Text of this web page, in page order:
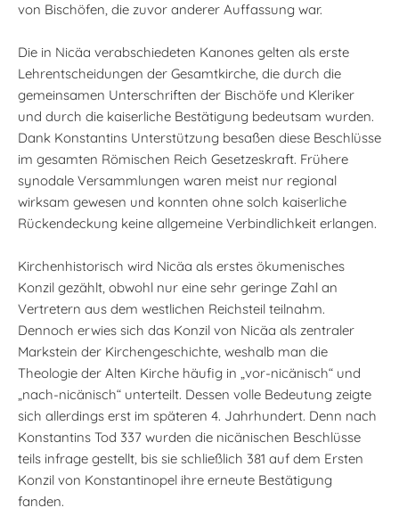
von Bischöfen, die zuvor anderer Auffassung war.
Die in Nicäa verabschiedeten Kanones gelten als erste
Lehrentscheidungen der Gesamtkirche, die durch die
gemeinsamen Unterschriften der Bischöfe und Kleriker
und durch die kaiserliche Bestätigung bedeutsam wurden.
Dank Konstantins Unterstützung besaßen diese Beschlüsse
im gesamten Römischen Reich Gesetzeskraft. Frühere
synodale Versammlungen waren meist nur regional
wirksam gewesen und konnten ohne solch kaiserliche
Rückendeckung keine allgemeine Verbindlichkeit erlangen.
Kirchenhistorisch wird Nicäa als erstes ökumenisches
Konzil gezählt, obwohl nur eine sehr geringe Zahl an
Vertretern aus dem westlichen Reichsteil teilnahm.
Dennoch erwies sich das Konzil von Nicäa als zentraler
Markstein der Kirchengeschichte, weshalb man die
Theologie der Alten Kirche häufig in „vor-nicänisch“ und
„nach-nicänisch“ unterteilt. Dessen volle Bedeutung zeigte
sich allerdings erst im späteren 4. Jahrhundert. Denn nach
Konstantins Tod 337 wurden die nicänischen Beschlüsse
teils infrage gestellt, bis sie schließlich 381 auf dem Ersten
Konzil von Konstantinopel ihre erneute Bestätigung
fanden.